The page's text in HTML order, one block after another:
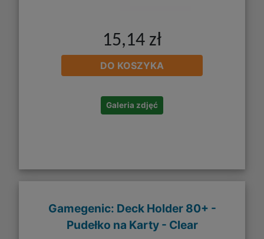
15,14 zł
DO KOSZYKA
Galeria zdjęć
Gamegenic: Deck Holder 80+ -
Pudełko na Karty - Clear